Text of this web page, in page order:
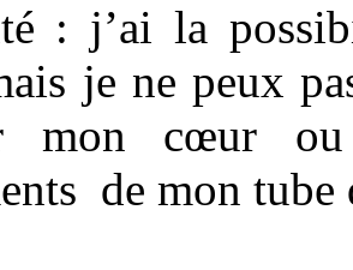
: j’ai la
je ne peux
mon cœur
de mon tube